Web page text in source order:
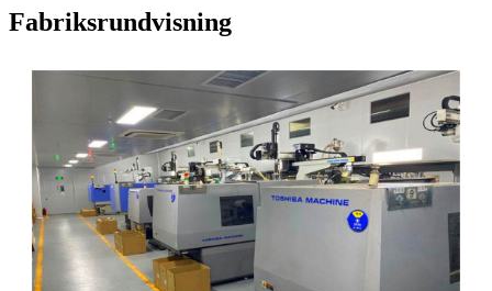
Fabriksrundvisning